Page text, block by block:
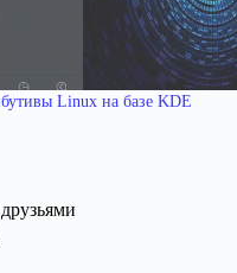
Linux на базе KDE